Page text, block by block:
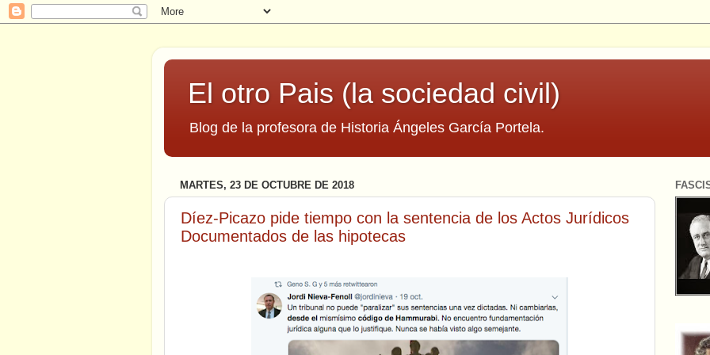
El otro Pais (la sociedad civil)
Blog de la profesora de Historia Ángeles García Portela.
MARTES, 23 DE OCTUBRE DE 2018
Díez-Picazo pide tiempo con la sentencia de los Actos Jurídicos
Documentados de las hipotecas